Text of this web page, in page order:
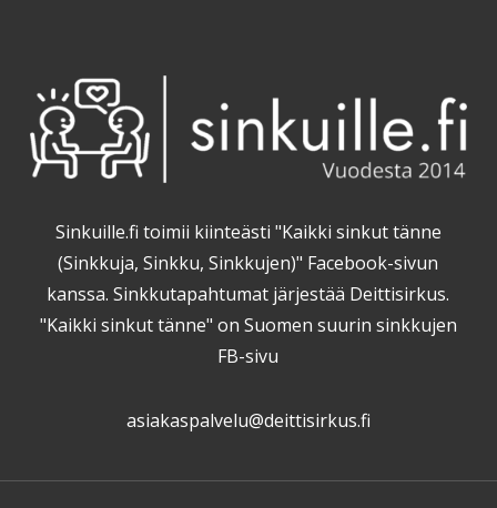
Sinkuille.fi toimii kiinteästi "Kaikki sinkut tänne
(Sinkkuja, Sinkku, Sinkkujen)" Facebook-sivun
kanssa. Sinkkutapahtumat järjestää Deittisirkus.
"Kaikki sinkut tänne" on Suomen suurin sinkkujen
FB-sivu
asiakaspalvelu@deittisirkus.fi